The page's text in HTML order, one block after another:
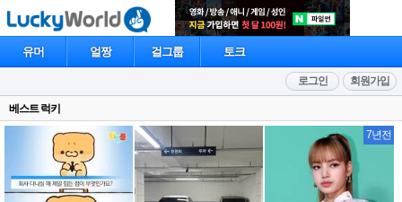
유머 얼짱 걸그룹 토크
회원가입
로그인
베스트 럭키
7년전